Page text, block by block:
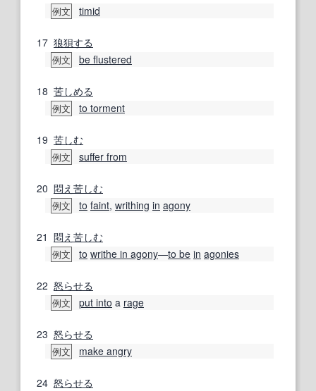
例文 timid
17 狼狽する
例文 be flustered
18 苦しめる
例文 to torment
19 苦しむ
例文 suffer from
20 悶え 苦しむ
例文 to faint, writhing in agony
21 悶え 苦しむ
例文 to writhe in agony―to be in agonies
22 怒らせる
例文 put into a rage
23 怒らせる
例文 make angry
24 怒らせる